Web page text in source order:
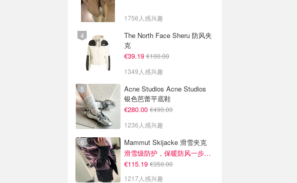
1756人感兴趣
The North Face Sheru 防风夹
克
€39.19 €100.00
1349人感兴趣
Acne Studios Acne Studios
银色芭蕾平底鞋
€280.00 €490.00
1236人感兴趣
Mammut Skijacke 滑雪夹克
滑雪级防护，保暖防风一步到位！仅剩s！
€115.19 €350.00
1217人感兴趣